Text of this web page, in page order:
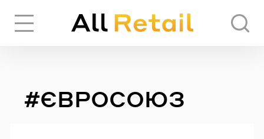
#ЄВРОСОЮЗ
ЧЕРЕЗ СОЦІАЛЬНІ МЕРЕЖІ